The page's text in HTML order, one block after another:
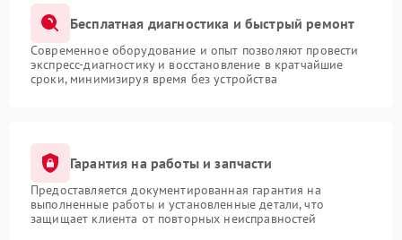
Бесплатная диагностика и быстрый ремонт
Современное оборудование и опыт позволяют провести
экспресс-диагностику и восстановление в кратчайшие
сроки, минимизируя время без устройства
Гарантия на работы и запчасти
Предоставляется документированная гарантия на
выполненные работы и установленные детали, что
защищает клиента от повторных неисправностей